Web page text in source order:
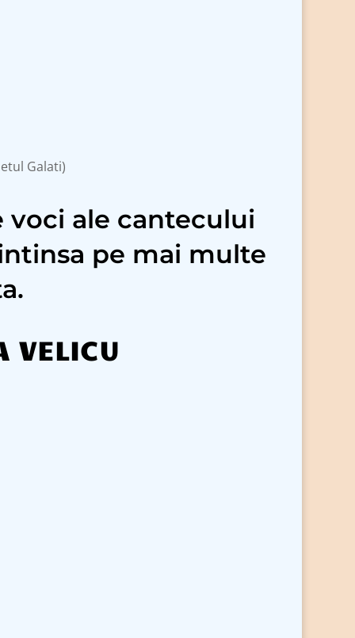
Galati)
ale cantecului
pe mai multe
VELICU